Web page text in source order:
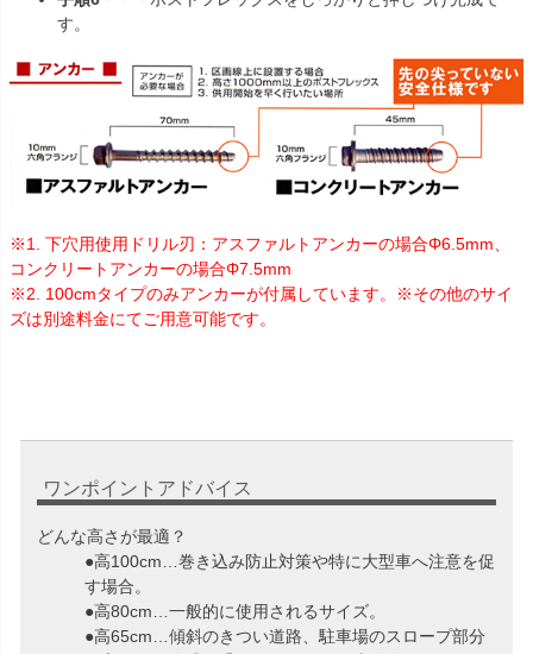
す。
※1. 下穴用使用ドリル刃：アスファルトアンカーの場合Φ6.5mm、
コンクリートアンカーの場合Φ7.5mm
※2. 100cmタイプのみアンカーが付属しています。※その他のサイ
ズは別途料金にてご用意可能です。
ワンポイントアドバイス
どんな高さが最適？
●高100cm…巻き込み防止対策や特に大型車へ注意を促
す場合。
●高80cm…一般的に使用されるサイズ。
●高65cm…傾斜のきつい道路、駐車場のスロープ部分